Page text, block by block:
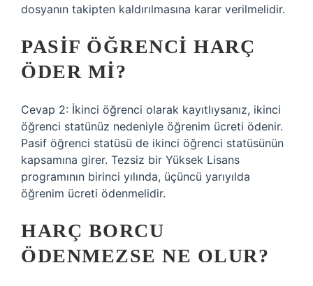
dosyanın takipten kaldırılmasına karar verilmelidir.
PASIF ÖĞRENCI HARÇ
ÖDER MI?
Cevap 2: İkinci öğrenci olarak kayıtlıysanız, ikinci
öğrenci statünüz nedeniyle öğrenim ücreti ödenir.
Pasif öğrenci statüsü de ikinci öğrenci statüsünün
kapsamına girer. Tezsiz bir Yüksek Lisans
programının birinci yılında, üçüncü yarıyılda
öğrenim ücreti ödenmelidir.
HARÇ BORCU
ÖDENMEZSE NE OLUR?